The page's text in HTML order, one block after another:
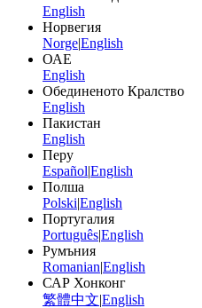
English
Норвегия
Norge|English
ОАЕ
English
Обединеното Кралство
English
Пакистан
English
Перу
Español|English
Полша
Polski|English
Португалия
Português|English
Румъния
Romanian|English
САР Хонконг
繁體中文|English